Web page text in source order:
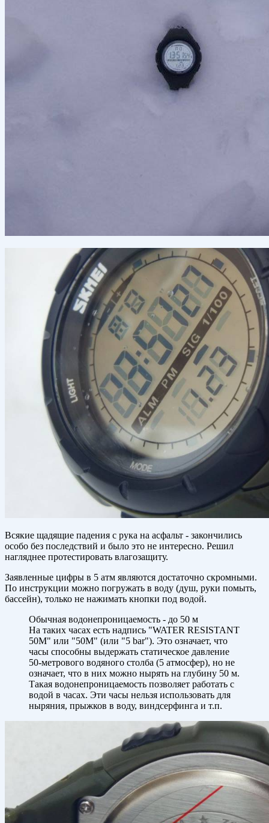
Всякие щадящие падения с рука на асфальт - закончились
особо без последствий и было это не интересно. Решил
нагляднее протестировать влагозащиту.
Заявленные цифры в 5 атм являются достаточно скромными.
По инструкции можно погружать в воду (душ, руки помыть,
бассейн), только не нажимать кнопки под водой.
Обычная водонепроницаемость - до 50 м
На таких часах есть надпись "WATER RESISTANT
50M" или "50M" (или "5 bar"). Это означает, что
часы способны выдержать статическое давление
50-метрового водяного столба (5 атмосфер), но не
означает, что в них можно нырять на глубину 50 м.
Такая водонепроницаемость позволяет работать с
водой в часах. Эти часы нельзя использовать для
ныряния, прыжков в воду, виндсерфинга и т.п.